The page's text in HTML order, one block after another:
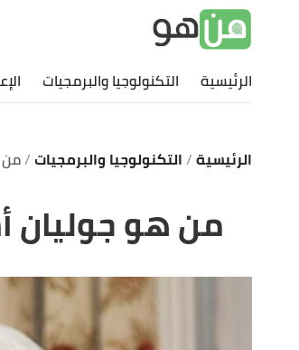
الرئيسية التكنولوجيا والبرمجيات
الرئيسية التكنولوجيا والبرمجيات من
من هو جوليان